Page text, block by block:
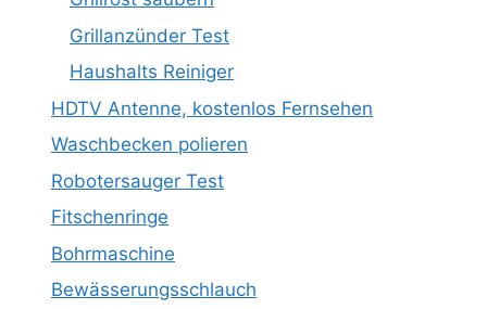
Grillanzünder Test
Haushalts Reiniger
HDTV Antenne, kostenlos Fernsehen
Waschbecken polieren
Robotersauger Test
Fitschenringe
Bohrmaschine
Bewässerungsschlauch